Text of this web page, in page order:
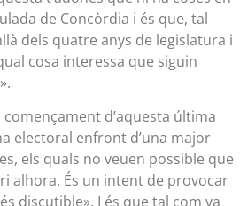
de Concòrdia i és que, tal
dels quatre anys de legislatura i
cosa interessa que siguin
d’aquesta última
electoral enfront d’una major
els quals no veuen possible que
alhora. És un intent de provocar
discutible». I és que tal com va